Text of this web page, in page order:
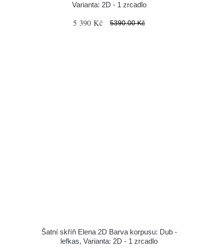
Varianta: 2D - 1 zrcadlo
5 390 Kč 5390.00 Kč
Šatní skříň Elena 2D Barva korpusu: Dub -
lefkas, Varianta: 2D - 1 zrcadlo